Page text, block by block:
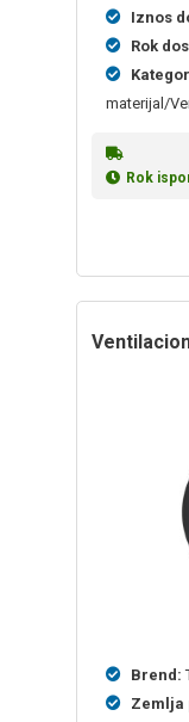
Iznos
Rok
materijal/
Rok
Brend:
Zemlja